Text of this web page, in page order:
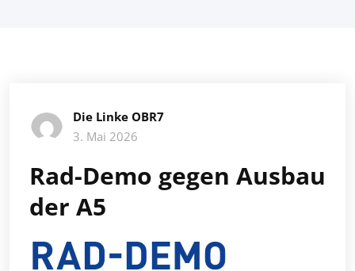
Die Linke OBR7
3. Mai 2026
Rad-Demo gegen Ausbau
der A5